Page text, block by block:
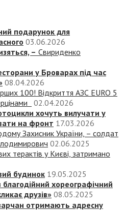
подарунок для
03.06.2026
– Свириденко
у Броварах під час
08.04.2026
100! Відкриття АЗС EURO 5
02.04.2026
хочуть вилучати у
на фронт 17.03.2026
Захисник України, – солдат
02.06.2025
терактів у Києві, затримано
будинок 19.05.2025
хореографічний
друзів» 08.05.2025
отримають адресну